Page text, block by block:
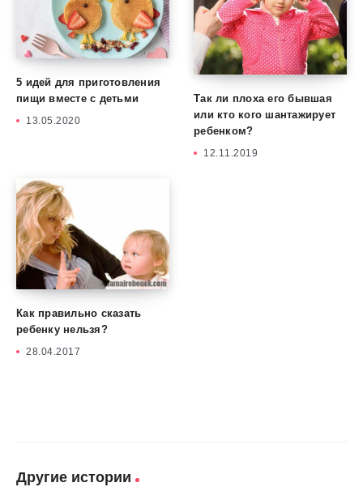
5 идей для приготовления
пищи вместе с детьми
13.05.2020
Так ли плоха его бывшая
или кто кого шантажирует
ребенком?
12.11.2019
Как правильно сказать
ребенку нельзя?
28.04.2017
Другие истории